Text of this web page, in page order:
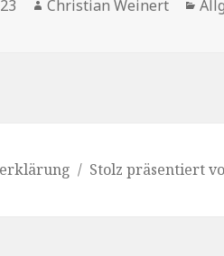
Autor
Christian Weinert
Stolz präsentiert